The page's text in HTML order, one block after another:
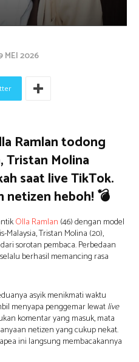
MEI 2026
Ramlan todong
Tristan Molina
saat live TikTok.
netizen heboh! 💣
Olla Ramlan (46) dengan model
Malaysia, Tristan Molina (20),
sorotan pembaca. Perbedaan
berhasil memancing rasa
asyik menikmati waktu
menyapa penggemar lewatlive
komentar yang masuk, mata
netizen yang cukup nekat.
ini langsung membacakannya